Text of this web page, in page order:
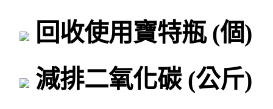
回收使用寶特瓶 (個)
減排二氧化碳 (公斤)